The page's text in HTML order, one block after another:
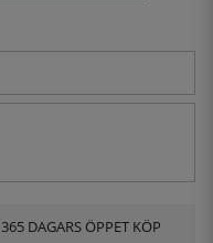
365 DAGARS ÖPPET KÖP